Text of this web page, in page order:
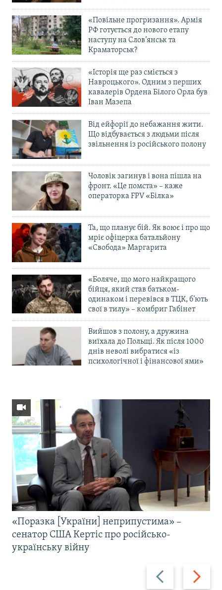
«Повільне прогризання». Армія
РФ готується до нового етапу
наступу на Слов’янськ та
Краматорськ?
«Історія ще раз сміється з
Навроцького». Одним з перших
кавалерів Ордена Білого Орла був
Іван Мазепа
Від ейфорії до небажання жити.
Що відбувається з людьми після
звільнення із російського полону
Чоловік загинув і вона пішла на
фронт. «Це помста» – каже
операторка FPV «Білка»
Та, що планує бій. Як воює і про що
мріє офіцерка батальйону
«Свобода» Маргарита
«Боляче, що мого найкращого
бійця, який став батьком-
одинаком і перевівся в ТЦК, б’ють
свої в тилу» – комбриг Габінет
Вийшов з полону, а дружина
виїхала до Польщі. Як після 1000
днів неволі вибратися «із
психологічної і фінансової ями»
Назад Вперед
«Поразка [України] неприпустима» –
сенатор США Кертіс про російсько-
українську війну